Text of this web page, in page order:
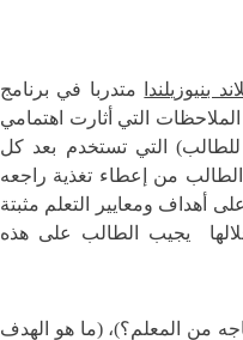
متدربا في برنامج
التي أثارت اهتمامي
التي تستخدم بعد كل
الطالب من إعطاء تغذية راجعه
أهداف ومعايير التعلم مثبتة
يجيب الطالب على هذه
من المعلم؟)، (ما هو الهدف